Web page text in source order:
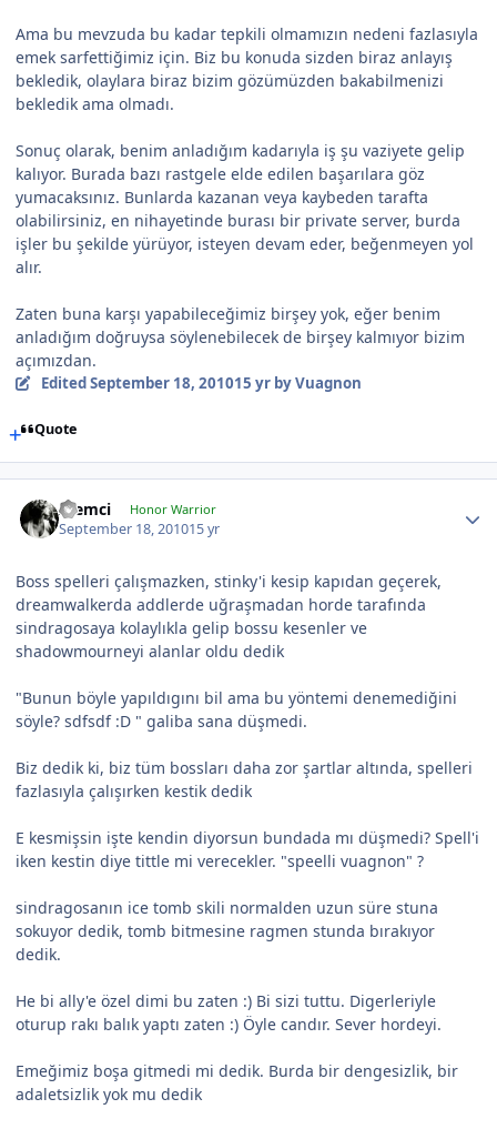
Ama bu mevzuda bu kadar tepkili olmamızın nedeni fazlasıyla
emek sarfettiğimiz için. Biz bu konuda sizden biraz anlayış
bekledik, olaylara biraz bizim gözümüzden bakabilmenizi
bekledik ama olmadı.
Sonuç olarak, benim anladığım kadarıyla iş şu vaziyete gelip
kalıyor. Burada bazı rastgele elde edilen başarılara göz
yumacaksınız. Bunlarda kazanan veya kaybeden tarafta
olabilirsiniz, en nihayetinde burası bir private server, burda
işler bu şekilde yürüyor, isteyen devam eder, beğenmeyen yol
alır.
Zaten buna karşı yapabileceğimiz birşey yok, eğer benim
anladığım doğruysa söylenebilecek de birşey kalmıyor bizim
açımızdan.
EditedSeptember 18, 201015 yrby Vuagnon
Quote
Alemci Honor Warrior
September 18, 201015 yr
Boss spelleri çalışmazken, stinky'i kesip kapıdan geçerek,
dreamwalkerda addlerde uğraşmadan horde tarafında
sindragosaya kolaylıkla gelip bossu kesenler ve
shadowmourneyi alanlar oldu dedik
"Bunun böyle yapıldıgını bil ama bu yöntemi denemediğini
söyle? sdfsdf :D " galiba sana düşmedi.
Biz dedik ki, biz tüm bossları daha zor şartlar altında, spelleri
fazlasıyla çalışırken kestik dedik
E kesmişsin işte kendin diyorsun bundada mı düşmedi? Spell'i
iken kestin diye tittle mi verecekler. "speelli vuagnon" ?
sindragosanın ice tomb skili normalden uzun süre stuna
sokuyor dedik, tomb bitmesine ragmen stunda bırakıyor
dedik.
He bi ally'e özel dimi bu zaten :) Bi sizi tuttu. Digerleriyle
oturup rakı balık yaptı zaten :) Öyle candır. Sever hordeyi.
Emeğimiz boşa gitmedi mi dedik. Burda bir dengesizlik, bir
adaletsizlik yok mu dedik